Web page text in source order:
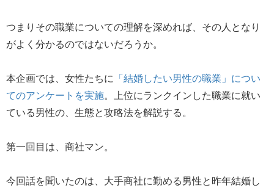
つまりその職業についての理解を深めれば、その人となり
がよく分かるのではないだろうか。
本企画では、女性たちに 「結婚したい男性の職業」につい
てのアンケートを実施。上位にランクインした職業に就い
ている男性の、生態と攻略法を解説する。
第一回目は、商社マン。
今回話を聞いたのは、大手商社に勤める男性と昨年結婚し